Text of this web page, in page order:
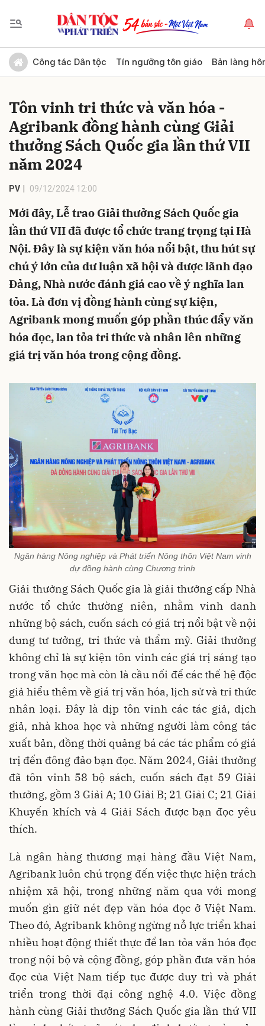
Công tác Dân tộc Tín ngưỡng tôn giáo Bản làng
Tôn vinh tri thức và văn hóa -
Agribank đồng hành cùng Giải
thưởng Sách Quốc gia lần thứ VII
năm 2024
PV 09/12/2024 12:00
Mới đây, Lễ trao Giải thưởng Sách Quốc gia
lần thứ VII đã được tổ chức trang trọng tại Hà
Nội. Đây là sự kiện văn hóa nổi bật, thu hút sự
chú ý lớn của dư luận xã hội và được lãnh đạo
Đảng, Nhà nước đánh giá cao về ý nghĩa lan
tỏa. Là đơn vị đồng hành cùng sự kiện,
Agribank mong muốn góp phần thúc đẩy văn
hóa đọc, lan tỏa tri thức và nhân lên những
giá trị văn hóa trong cộng đồng.
Ngân hàng Nông nghiệp và Phát triển Nông thôn Việt Nam vinh
dự đồng hành cùng Chương trình
Giải thưởng Sách Quốc gia là giải thưởng cấp Nhà
nước tổ chức thường niên, nhằm vinh danh
những bộ sách, cuốn sách có giá trị nổi bật về nội
dung tư tưởng, tri thức và thẩm mỹ. Giải thưởng
không chỉ là sự kiện tôn vinh các giá trị sáng tạo
trong văn học mà còn là cầu nối để các thế hệ độc
giả hiểu thêm về giá trị văn hóa, lịch sử và tri thức
nhân loại. Đây là dịp tôn vinh các tác giả, dịch
giả, nhà khoa học và những người làm công tác
xuất bản, đồng thời quảng bá các tác phẩm có giá
trị đến đông đảo bạn đọc. Năm 2024, Giải thưởng
đã tôn vinh 58 bộ sách, cuốn sách đạt 59 Giải
thưởng, gồm 3 Giải A; 10 Giải B; 21 Giải C; 21 Giải
Khuyến khích và 4 Giải Sách được bạn đọc yêu
thích.
Là ngân hàng thương mại hàng đầu Việt Nam,
Agribank luôn chú trọng đến việc thực hiện trách
nhiệm xã hội, trong những năm qua với mong
muốn gìn giữ nét đẹp văn hóa đọc ở Việt Nam.
Theo đó, Agribank không ngừng nỗ lực triển khai
nhiều hoạt động thiết thực để lan tỏa văn hóa đọc
trong nội bộ và cộng đồng, góp phần đưa văn hóa
đọc của Việt Nam tiếp tục được duy trì và phát
triển trong thời đại công nghệ 4.0. Việc đồng
hành cùng Giải thưởng Sách Quốc gia lần thứ VII
Gửi bình luận